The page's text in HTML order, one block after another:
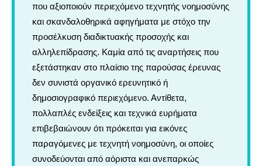
που αξιοποιούν περιεχόμενο τεχνητής νοημοσύνης
και σκανδαλοθηρικά αφηγήματα με στόχο την
προσέλκυση διαδικτυακής προσοχής και
αλληλεπίδρασης. Καμία από τις αναρτήσεις που
εξετάστηκαν στο πλαίσιο της παρούσας έρευνας
δεν συνιστά οργανικό ερευνητικό ή
δημοσιογραφικό περιεχόμενο. Αντίθετα,
πολλαπλές ενδείξεις και τεχνικά ευρήματα
επιβεβαιώνουν ότι πρόκειται για εικόνες
παραγόμενες με τεχνητή νοημοσύνη, οι οποίες
συνοδεύονται από αόριστα και ανεπαρκώς